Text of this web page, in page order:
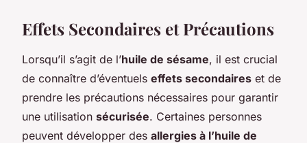
Effets Secondaires et Précautions
Lorsqu’il s’agit de l’huile de sésame, il est crucial
de connaître d’éventuels effets secondaires et de
prendre les précautions nécessaires pour garantir
une utilisation sécurisée. Certaines personnes
peuvent développer des allergies à l’huile de